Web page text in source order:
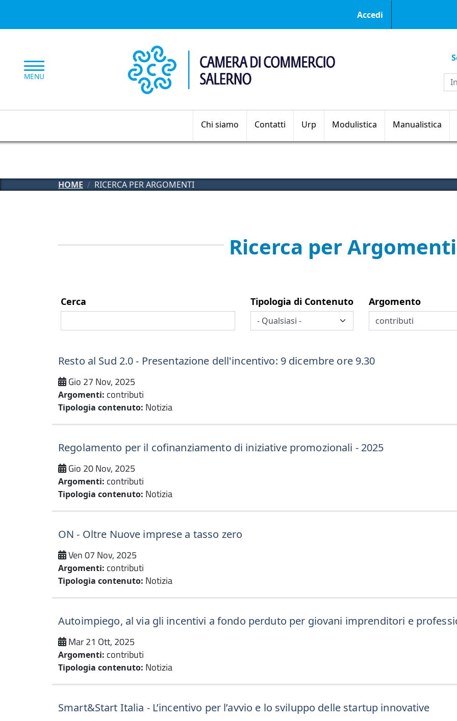
Menu profilo
Accedi
MENU
Sezioni principali
Chi siamo Contatti Urp Modulistica Manualistica
HOME RICERCA PER ARGOMENTI
Ricerca per Argomenti
Cerca Tipologia di Contenuto Argomento
Resto al Sud 2.0 - Presentazione dell'incentivo: 9 dicembre ore 9.30
Gio 27 Nov, 2025
Argomenti: contributi
Tipologia contenuto: Notizia
Regolamento per il cofinanziamento di iniziative promozionali - 2025
Gio 20 Nov, 2025
Argomenti: contributi
Tipologia contenuto: Notizia
ON - Oltre Nuove imprese a tasso zero
Ven 07 Nov, 2025
Argomenti: contributi
Tipologia contenuto: Notizia
Autoimpiego, al via gli incentivi a fondo perduto per giovani imprenditori e
Mar 21 Ott, 2025
Argomenti: contributi
Tipologia contenuto: Notizia
Smart&Start Italia - L’incentivo per l’avvio e lo sviluppo delle startup innovative